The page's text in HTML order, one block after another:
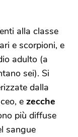
alla classe
e scorpioni, e
adulto (a
sei). Si
dalla
e zecche
più diffuse
sangue